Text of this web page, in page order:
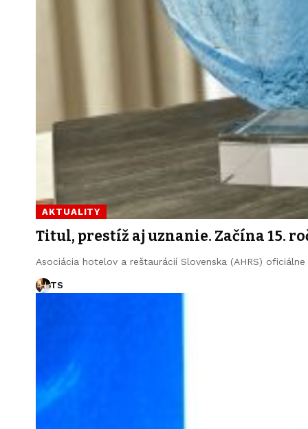
AKTUALITY
Titul, prestíž aj uznanie. Začína 15.
Asociácia hotelov a reštaurácií Slovenska (AHRS)
TS